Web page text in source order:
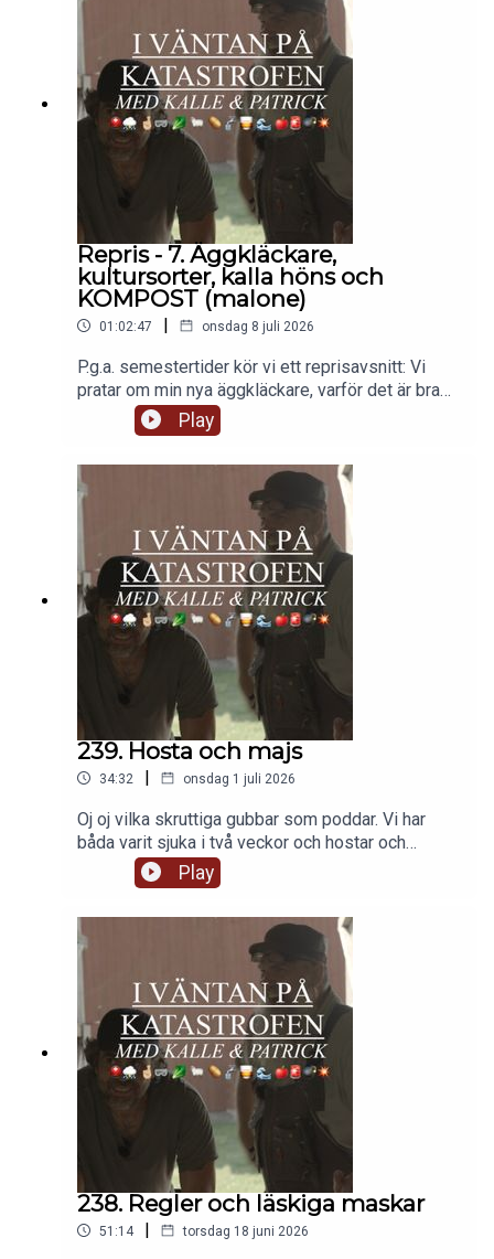
Kokmöjligheter och förvaring av filter.Sen om
svält och lagring av kalorier. Om salt och
torrvaror.Ja vafan, noga om hur du ska komma
igång med din beredskap helt enkelt.
Repris - 7. Äggkläckare,
kultursorter, kalla höns och
KOMPOST (malone)
01:02:47 | onsdag 8 juli 2026
P.g.a. semestertider kör vi ett reprisavsnitt: Vi
pratar om min nya äggkläckare, varför det är bra
med kultursorter, om höns klarar minusgrader, om
småbruk i Norrlands inland och om kompost.
som talesättet "Ängen är åkerns moder" där tar
sig uttryck i småbruket.
Play
239. Hosta och majs
34:32 | onsdag 1 juli 2026
Oj oj vilka skruttiga gubbar som poddar. Vi har
båda varit sjuka i två veckor och hostar och
snörvlar och blir vimmelkantiga. Så synd om oss,
men mest synd om er, som förra veckan inte fick
något avsnitt. Men nu är vi tillbaka med ett
lågintensivt litet avsnitt där vi pratar:- segling-
bevattning- majsOch...nåt mer antagligen. Vi hörs
sen. Host host.
Play
238. Regler och läskiga maskar
51:14 | torsdag 18 juni 2026